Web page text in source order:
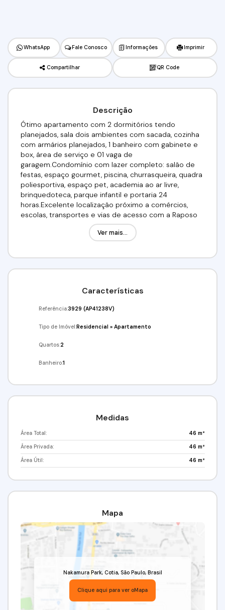
WhatsApp Fale Conosco Informações Imprimir
Compartilhar QR Code
Descrição
Ótimo apartamento com 2 dormitórios tendo
planejados, sala dois ambientes com sacada, cozinha
com armários planejados, 1 banheiro com gabinete e
box, área de serviço e 01 vaga de
garagem.Condomínio com lazer completo: salão de
festas, espaço gourmet, piscina, churrasqueira, quadra
poliesportiva, espaço pet, academia ao ar livre,
brinquedoteca, parque infantil e portaria 24
horas.Excelente localização próximo a comércios,
escolas, transportes e vias de acesso com a Raposo
Tavares.Valor R$: 290.000,00 Aceita financiamento,
utilize seu FGTS!!!Venha conferir!!! Agende já a sua
Ver mais...
Características
Referência:3929 (AP41238V)
Tipo de Imóvel:Residencial »Apartamento
Quartos:2
Banheiro:1
Medidas
Área Total: 46 m²
Área Privada: 46 m²
Área Útil: 46 m²
Mapa
Nakamura Park, Cotia, São Paulo, Brasil
Clique aqui para ver oMapa